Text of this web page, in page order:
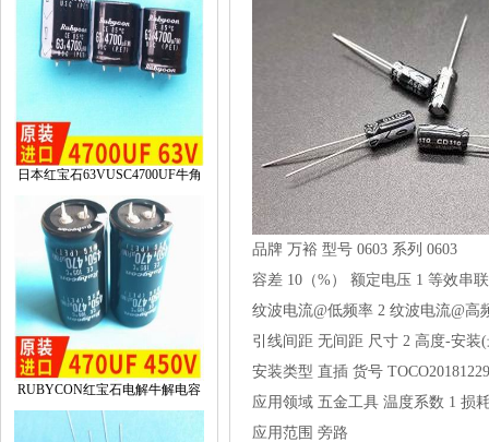
日本红宝石63VUSC4700UF牛角
RUBYCON红宝石电解牛解电容
品牌 万裕 型号 0603 系列 0603
容差 10（%） 额定电压 1 等效串
纹波电流@低频率 2 纹波电流@高
引线间距 无间距 尺寸 2 高度-安装
安装类型 直插 货号
应用领域 五金工具 温度系数 1 损
应用范围 旁路